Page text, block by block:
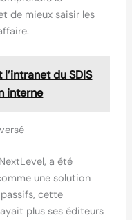
de mieux saisir les
du SDIS
interne
a été
une solution
cette
plus ses éditeurs